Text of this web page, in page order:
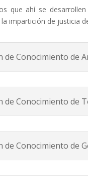
que ahí se
impartición de justicia
de Conocimiento de
de Conocimiento de
de Conocimiento de